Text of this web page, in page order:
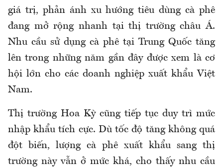
giá trị, phản ánh xu hướng tiêu dùng cà phê
đang mở rộng nhanh tại thị trường châu Á.
Nhu cầu sử dụng cà phê tại Trung Quốc tăng
lên trong những năm gần đây được xem là cơ
hội lớn cho các doanh nghiệp xuất khẩu Việt
Nam.
Thị trường Hoa Kỳ cũng tiếp tục duy trì mức
nhập khẩu tích cực. Dù tốc độ tăng không quá
đột biến, lượng cà phê xuất khẩu sang thị
trường này vẫn ở mức khá, cho thấy nhu cầu